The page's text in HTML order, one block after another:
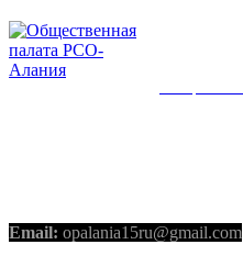
Email: opalania15ru@gmail.com